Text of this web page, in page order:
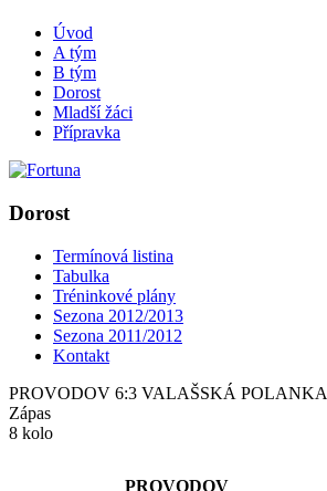
Úvod
A tým
B tým
Dorost
Mladší žáci
Přípravka
Dorost
Termínová listina
Tabulka
Tréninkové plány
Sezona 2012/2013
Sezona 2011/2012
Kontakt
PROVODOV 6:3 VALAŠSKÁ POLANKA
Zápas
8 kolo
PROVODOV